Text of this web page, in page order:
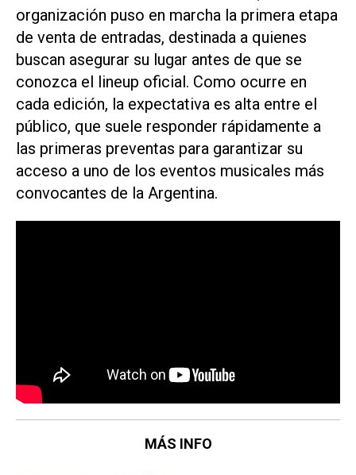
organización puso en marcha la primera etapa
de venta de entradas, destinada a quienes
buscan asegurar su lugar antes de que se
conozca el lineup oficial. Como ocurre en
cada edición, la expectativa es alta entre el
público, que suele responder rápidamente a
las primeras preventas para garantizar su
acceso a uno de los eventos musicales más
convocantes de la Argentina.
MÁS INFO